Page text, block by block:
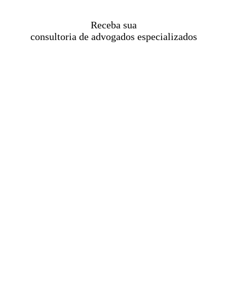
Receba sua
consultoria de advogados especializados